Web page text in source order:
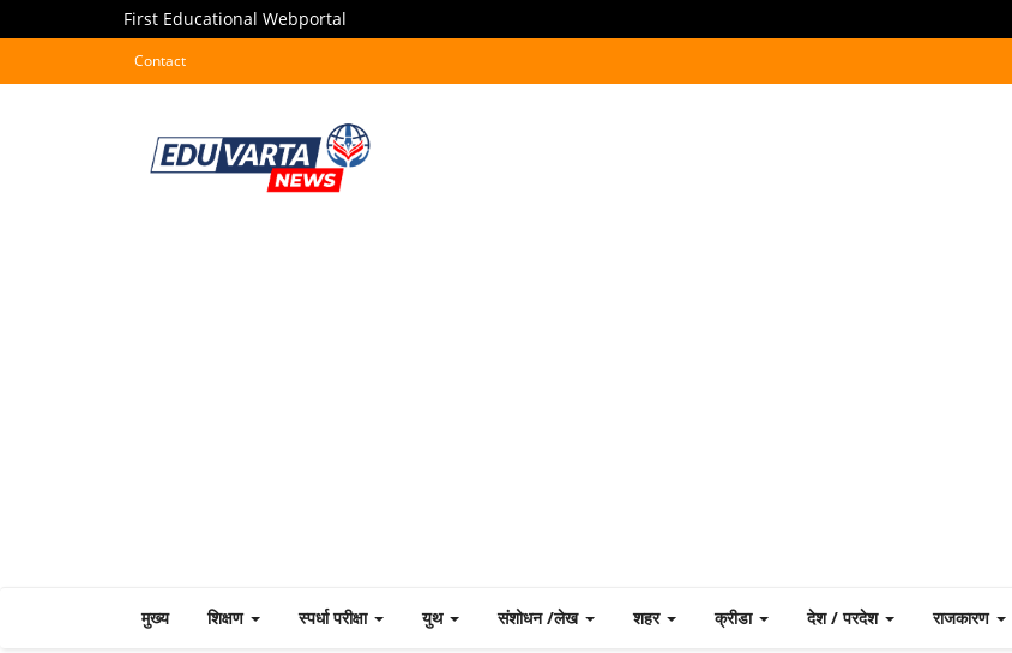
First Educational Webportal
Contact
मुख्य शिक्षण स्पर्धा परीक्षा युथ संशोधन /लेख शहर क्रीडा देश / परदेश राजकारण